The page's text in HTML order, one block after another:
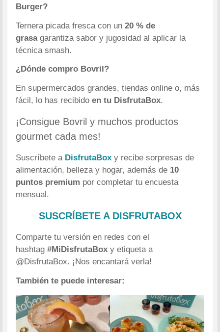
Burger?
Ternera picada fresca con un20 % de
grasagarantiza sabor y jugosidad al aplicar la
técnica smash.
¿Dónde compro Bovril?
En supermercados grandes, tiendas online o, más
fácil, lo has recibidoen tu DisfrutaBox.
¡Consigue Bovril y muchos productos
gourmet cada mes!
Suscríbete a DisfrutaBox y recibe sorpresas de
alimentación, belleza y hogar, además de 10
puntos premium por completar tu encuesta
mensual.
SUSCRÍBETE A DISFRUTABOX
Comparte tu versión en redes con el
hashtag#MiDisfrutaBox y etiqueta a
@DisfrutaBox. ¡Nos encantará verla!
También te puede interesar: